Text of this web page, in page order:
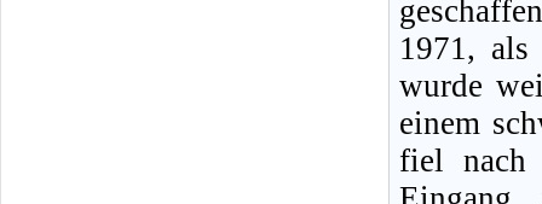
1971,
wurde
einem
fiel nach